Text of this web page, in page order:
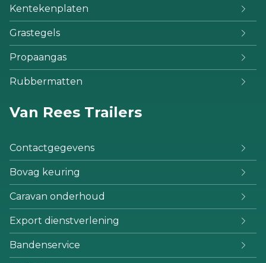
Kentekenplaten
Grastegels
Propaangas
Rubbermatten
Van Rees Trailers
Contactgegevens
Bovag keuring
Caravan onderhoud
Export dienstverlening
Bandenservice